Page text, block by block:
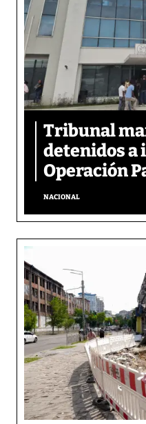
Tribunal
detenidos a
Operación
NACIONAL